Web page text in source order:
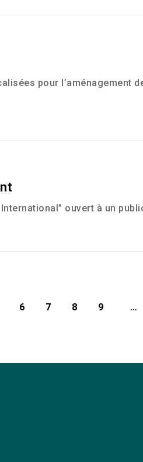
pour l’aménagement
ouvert à un
6 7 8 9 …